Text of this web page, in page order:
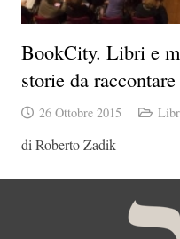
BookCity. Libri e
storie da raccontare
26 Ottobre 2015
di Roberto Zadik